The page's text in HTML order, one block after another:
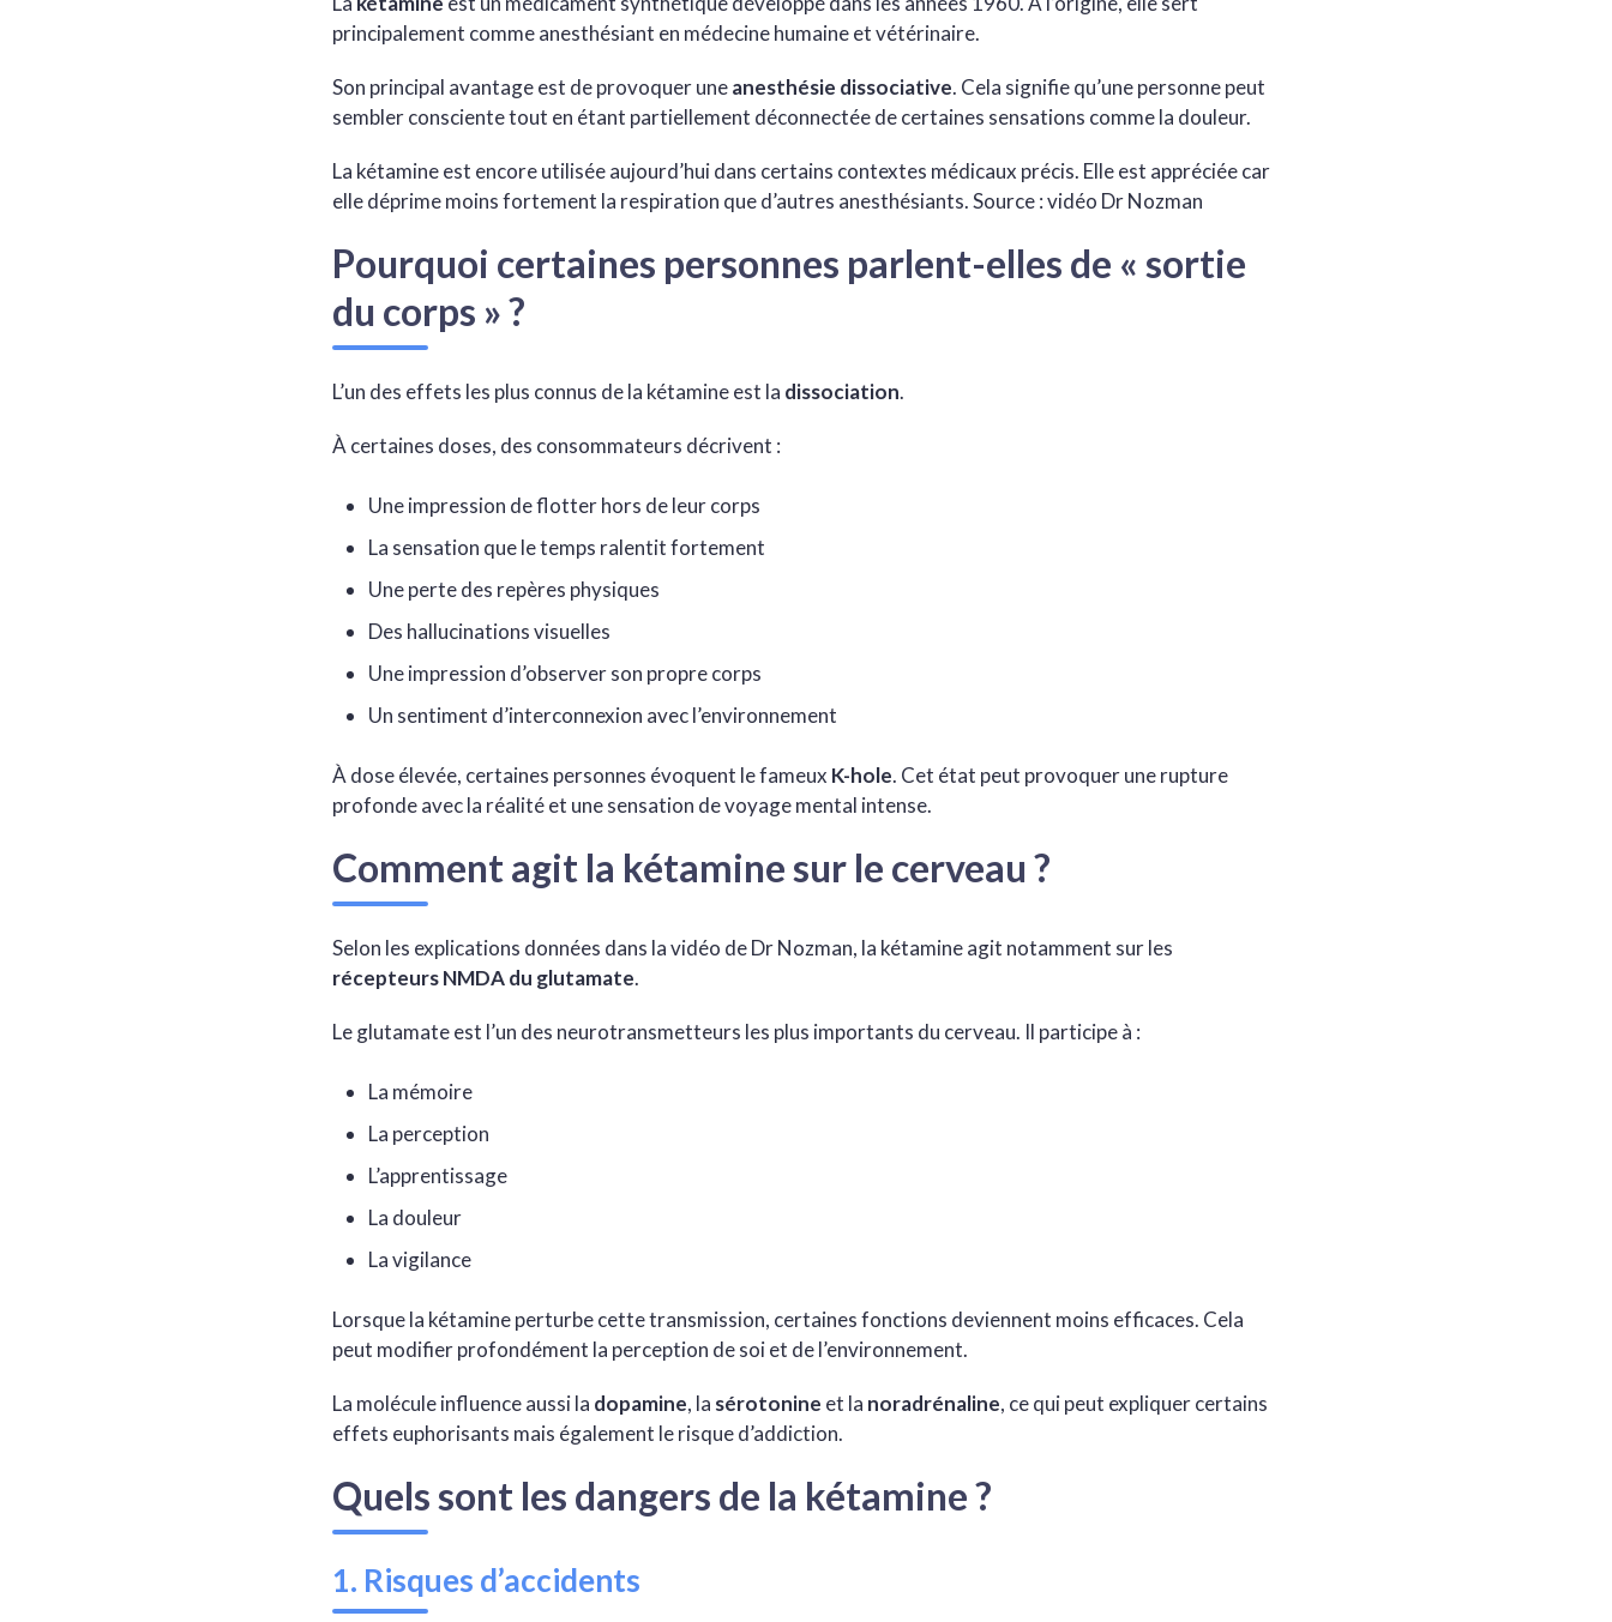
principalement comme anesthésiant en médecine humaine et vétérinaire.
Son principal avantage est de provoquer uneanesthésie dissociative. Cela signifie qu’une personne peut
sembler consciente tout en étant partiellement déconnectée de certaines sensations comme la douleur.
La kétamine est encore utilisée aujourd’hui dans certains contextes médicaux précis. Elle est appréciée car
elle déprime moins fortement la respiration que d’autres anesthésiants.Source : vidéo Dr Nozman
Pourquoi certaines personnes parlent-elles de « sortie
du corps » ?
L’un des effets les plus connus de la kétamine est la dissociation.
À certaines doses, des consommateurs décrivent :
Une impression de flotter hors de leur corps
La sensation que le temps ralentit fortement
Une perte des repères physiques
Des hallucinations visuelles
Une impression d’observer son propre corps
Un sentiment d’interconnexion avec l’environnement
À dose élevée, certaines personnes évoquent le fameux K-hole. Cet état peut provoquer une rupture
profonde avec la réalité et une sensation de voyage mental intense.
Comment agit la kétamine sur le cerveau ?
Selon les explications données dans la vidéo de Dr Nozman, la kétamine agit notamment sur les
récepteurs NMDA du glutamate.
Le glutamate est l’un des neurotransmetteurs les plus importants du cerveau. Il participe à :
La mémoire
La perception
L’apprentissage
La douleur
La vigilance
Lorsque la kétamine perturbe cette transmission, certaines fonctions deviennent moins efficaces. Cela
peut modifier profondément la perception de soi et de l’environnement.
La molécule influence aussi la dopamine, la sérotonine et la noradrénaline, ce qui peut expliquer certains
effets euphorisants mais également le risque d’addiction.
Quels sont les dangers de la kétamine ?
1. Risques d’accidents